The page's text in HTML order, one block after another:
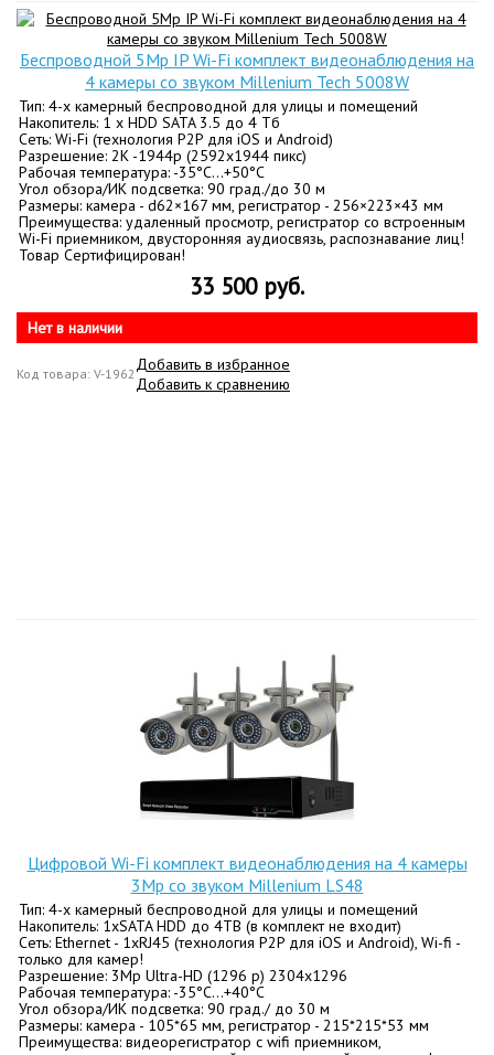
Беспроводной 5Mp IP Wi-Fi комплект видеонаблюдения на
4 камеры со звуком Millenium Tech 5008W
Тип: 4-х камерный беспроводной для улицы и помещений
Накопитель: 1 x HDD SATA 3.5 до 4 Тб
Сеть: Wi-Fi (технология P2P для iOS и Android)
Разрешение: 2K -1944p (2592x1944 пикс)
Рабочая температура: -35°C…+50°C
Угол обзора/ИК подсветка: 90 град./до 30 м
Размеры: камера - d62×167 мм, регистратор - 256×223×43 мм
Преимущества: удаленный просмотр, регистратор со встроенным
Wi-Fi приемником, двусторонняя аудиосвязь, распознавание лиц!
Товар Сертифицирован!
33 500 руб.
Нет в наличии
Код товара: V-1962 Добавить в избранное
Добавить к сравнению
Цифровой Wi-Fi комплект видеонаблюдения на 4 камеры
3Mp со звуком Millenium LS48
Тип: 4-х камерный беспроводной для улицы и помещений
Накопитель: 1хSATA HDD до 4ТВ (в комплект не входит)
Сеть: Ethernet - 1хRJ45 (технология P2P для iOS и Android), Wi-fi -
только для камер!
Разрешение: 3Mp Ultra-HD (1296 p) 2304х1296
Рабочая температура: -35°C…+40°C
Угол обзора/ИК подсветка: 90 град./ до 30 м
Размеры: камера - 105*65 мм, регистратор - 215*215*53 мм
Преимущества: видеорегистратор с wifi приемником,